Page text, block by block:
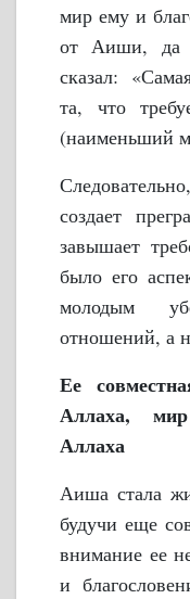
мир ему и
от Аиши, да
сказал:
та, что
(наименьший
создает
завышает
было его
молодым
отношений, а
Ее
Аллаха,
Аллаха
Аиша стала
будучи еще
внимание ее
и